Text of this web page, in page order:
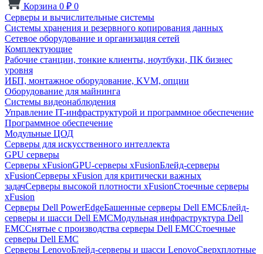
Корзина 0 ₽ 0
Серверы и вычислительные системы
Системы хранения и резервного копирования данных
Сетевое оборудование и организация сетей
Комплектующие
Рабочие станции, тонкие клиенты, ноутбуки, ПК бизнес
уровня
ИБП, монтажное оборудование, KVM, опции
Оборудование для майнинга
Системы видеонаблюдения
Управление IT-инфраструктурой и программное обеспечение
Программное обеспечение
Модульные ЦОД
Серверы для искусственного интеллекта
GPU серверы
Серверы xFusionGPU-серверы xFusionБлейд-серверы
xFusionСерверы xFusion для критически важных
задачСерверы высокой плотности xFusionСтоечные серверы
xFusion
Серверы Dell PowerEdgeБашенные серверы Dell EMCБлейд-
серверы и шасси Dell EMCМодульная инфраструктура Dell
EMCСнятые с производства серверы Dell EMCСтоечные
серверы Dell EMC
Серверы LenovoБлейд-серверы и шасси LenovoСверхплотные